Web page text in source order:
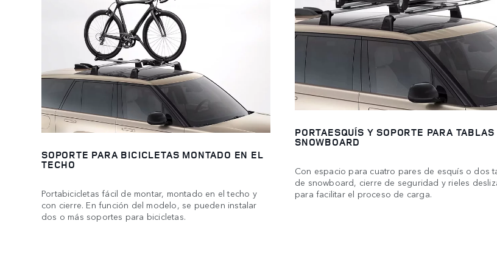
SOPORTE PARA BICICLETAS MONTADO EN EL
TECHO
Portabicicletas fácil de montar, montado en el techo y
con cierre. En función del modelo, se pueden instalar
dos o más soportes para bicicletas.
PORTAESQUÍS Y SOPORTE PARA TABLAS
SNOWBOARD
Con espacio para cuatro pares de esquís o dos
de snowboard, cierre de seguridad y rieles
para facilitar el proceso de carga.